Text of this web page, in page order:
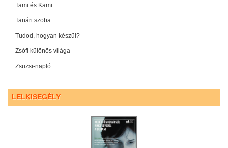
Tami és Kami
Tanári szoba
Tudod, hogyan készül?
Zsófi különös világa
Zsuzsi-napló
LELKISEGÉLY